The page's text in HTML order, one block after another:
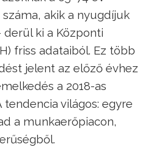
akik a nyugdíjuk
ki a Központi
friss adataiból. Ez több
jelent az előző évhez
a 2018-as
tendencia világos: egyre
a munkaerőpiacon,